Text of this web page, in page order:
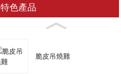
特色產品
脆皮吊燒雞